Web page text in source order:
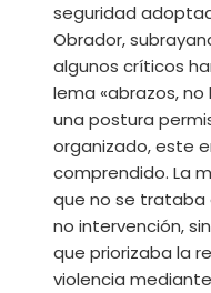
seguridad
Obrador,
algunos críticos
lema «abrazos,
una postura
organizado, este
comprendido. La
que no se trataba
no intervención,
que priorizaba la
violencia